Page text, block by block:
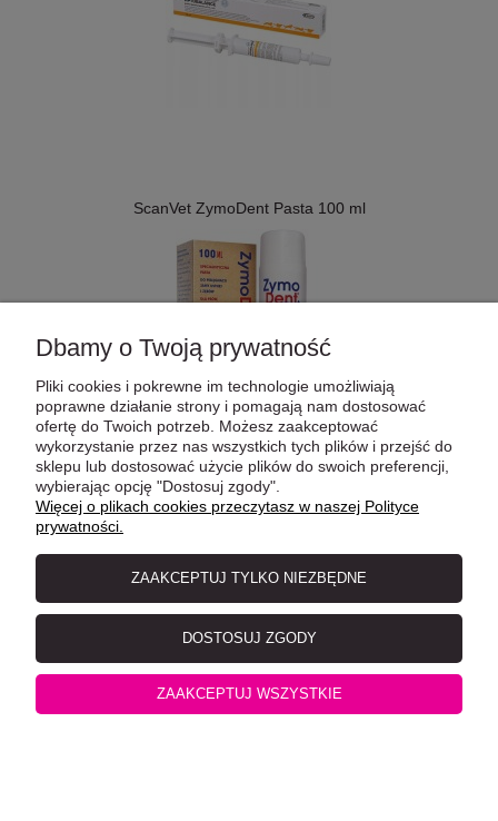
ScanVet ZymoDent Pasta 100 ml
GimCat Pasta Multi-Vitamin Extra 100g
Dbamy o Twoją prywatność
Pliki cookies i pokrewne im technologie umożliwiają
poprawne działanie strony i pomagają nam dostosować
ofertę do Twoich potrzeb. Możesz zaakceptować
wykorzystanie przez nas wszystkich tych plików i przejść do
sklepu lub dostosować użycie plików do swoich preferencji,
wybierając opcję "Dostosuj zgody".
Więcej o plikach cookies przeczytasz w naszej Polityce
prywatności.
ZAAKCEPTUJ TYLKO NIEZBĘDNE
DOSTOSUJ ZGODY
ZAAKCEPTUJ WSZYSTKIE